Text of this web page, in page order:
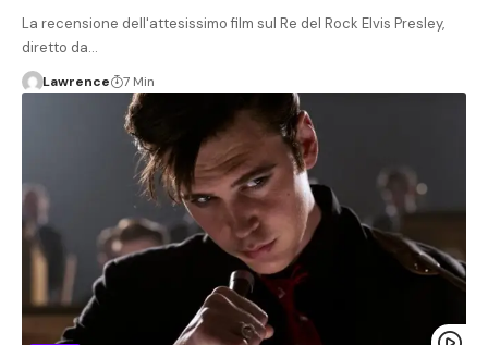
La recensione dell'attesissimo film sul Re del Rock Elvis Presley,
diretto da…
Lawrence 7 Min